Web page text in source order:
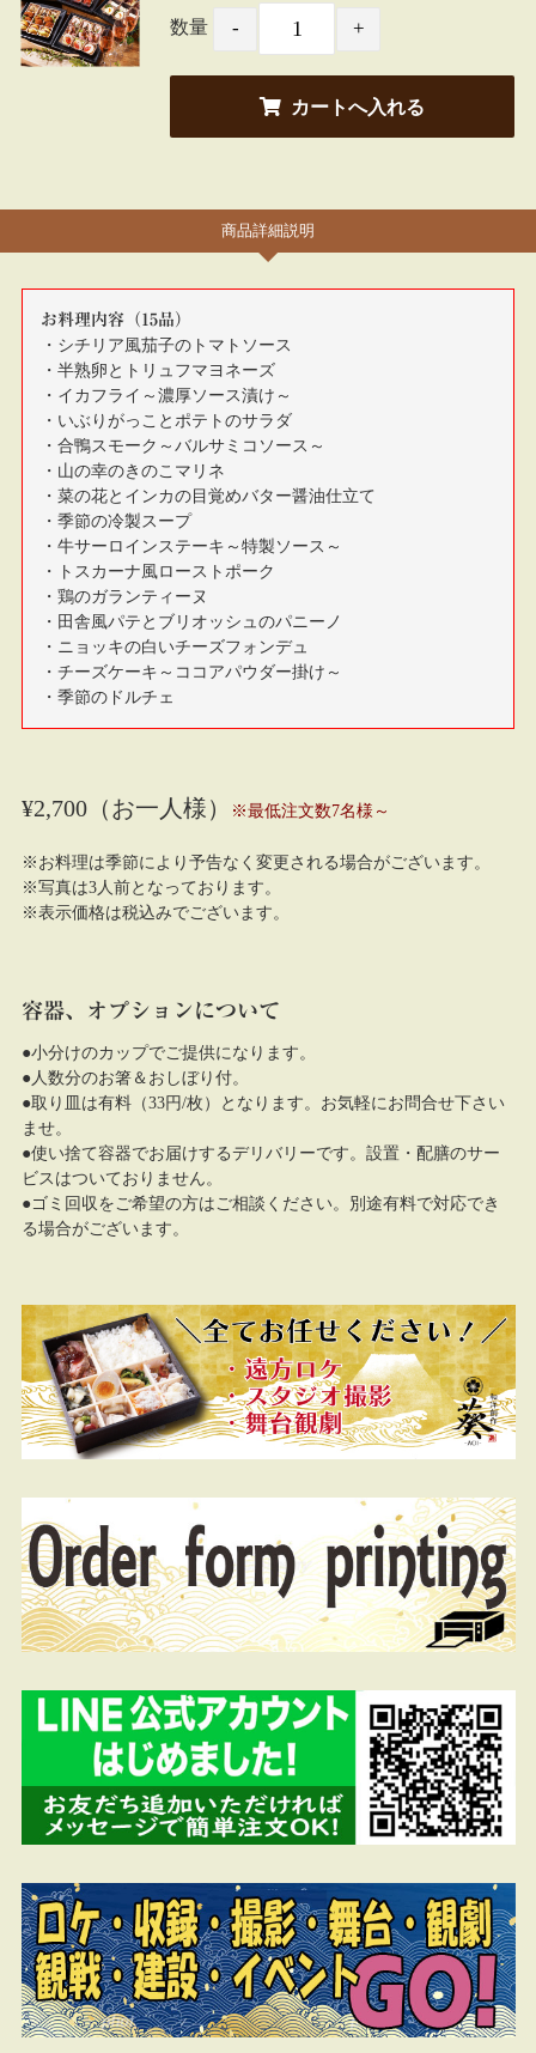
数量
商品詳細説明
お料理内容（15品）
・シチリア風茄子のトマトソース
・半熟卵とトリュフマヨネーズ
・イカフライ～濃厚ソース漬け～
・いぶりがっことポテトのサラダ
・合鴨スモーク～バルサミコソース～
・山の幸のきのこマリネ
・菜の花とインカの目覚めバター醤油仕立て
・季節の冷製スープ
・牛サーロインステーキ～特製ソース～
・トスカーナ風ローストポーク
・鶏のガランティーヌ
・田舎風パテとブリオッシュのパニーノ
・ニョッキの白いチーズフォンデュ
・チーズケーキ～ココアパウダー掛け～
・季節のドルチェ
¥2,700（お一人様） ※最低注文数7名様～
※お料理は季節により予告なく変更される場合がございます。
※写真は3人前となっております。
※表示価格は税込みでございます。
容器、オプションについて
●小分けのカップでご提供になります。
●人数分のお箸＆おしぼり付。
●取り皿は有料（33円/枚）となります。お気軽にお問合せ下さい
ませ。
●使い捨て容器でお届けするデリバリーです。設置・配膳のサー
ビスはついておりません。
●ゴミ回収をご希望の方はご相談ください。別途有料で対応でき
る場合がございます。